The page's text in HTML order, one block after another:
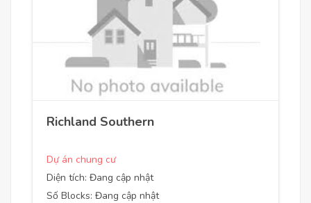
Richland Southern
Dự án chung cư
Diện tích: Đang cập nhật
Số Blocks: Đang cập nhật